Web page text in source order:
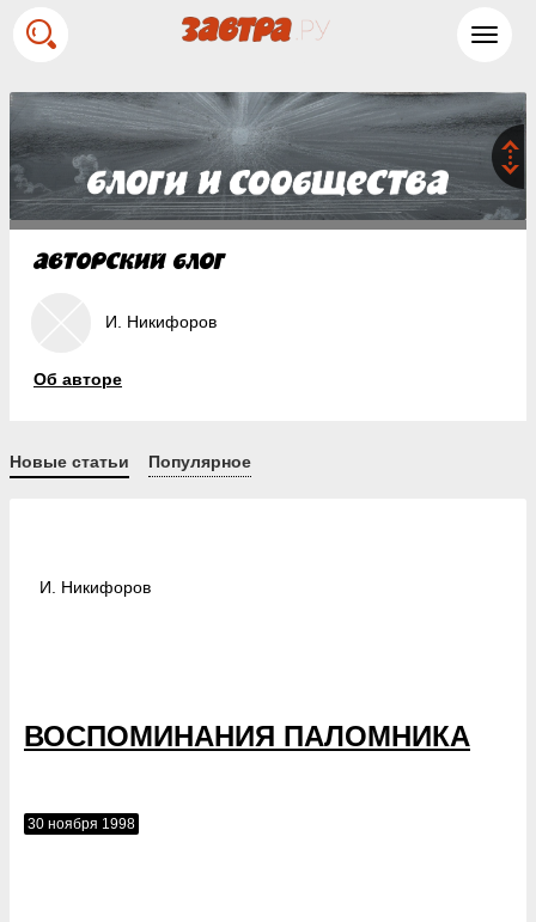
И. Никифоров
Об авторе
Новые статьи Популярное
И. Никифоров
ВОСПОМИНАНИЯ ПАЛОМНИКА
30 ноября 1998